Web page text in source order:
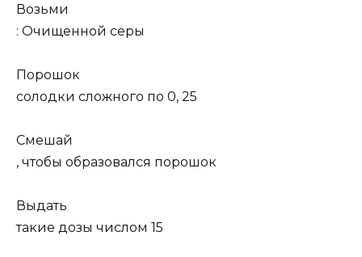
Возьми
: Очищенной серы
Порошок
солодки сложного по 0, 25
Смешай
, чтобы образовался порошок
Выдать
такие дозы числом 15